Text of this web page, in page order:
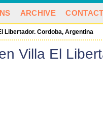
ARCHIVE
Libertador. Cordoba, Argentina
Villa El